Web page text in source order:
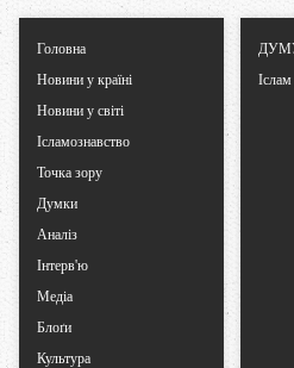
T
a
s
Головна
Новини у країні
Новини у світі
Ісламознавство
Точка зору
Думки
Аналіз
Інтерв'ю
Медіа
Блоґи
Культура